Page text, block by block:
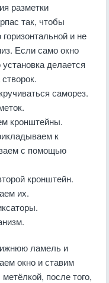
разметки
так, чтобы
и не
Если само окно
делается
саморез.
кронштейны.
к
с помощью
кронштейн.
их.
ламель и
окно и ставим
после того,